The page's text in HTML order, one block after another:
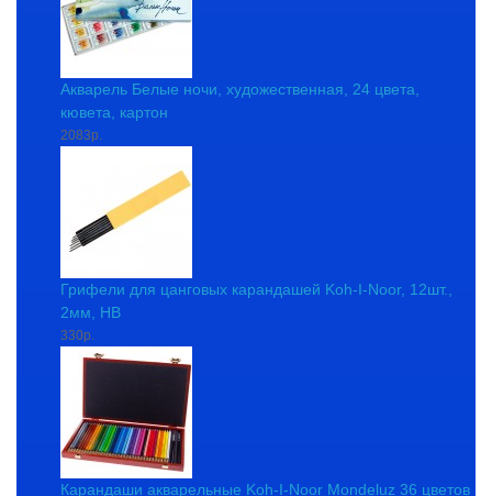
Акварель Белые ночи, художественная, 24 цвета,
кювета, картон
2083р.
Грифели для цанговых карандашей Koh-I-Noor, 12шт.,
2мм, HB
330р.
Карандаши акварельные Koh-I-Noor Mondeluz 36 цветов